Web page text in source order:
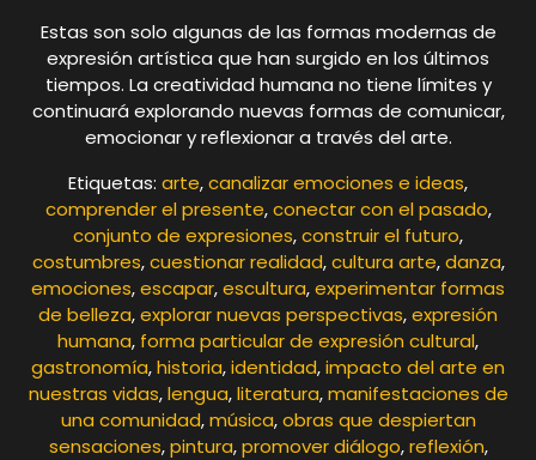
Estas son solo algunas de las formas modernas de
expresión artística que han surgido en los últimos
tiempos. La creatividad humana no tiene límites y
continuará explorando nuevas formas de comunicar,
emocionar y reflexionar a través del arte.
Etiquetas: arte,canalizar emociones e ideas,
comprender el presente,conectar con el pasado,
conjunto de expresiones,construir el futuro,
costumbres,cuestionar realidad,cultura arte,danza,
emociones,escapar,escultura,experimentar formas
de belleza,explorar nuevas perspectivas,expresión
humana, forma particular de expresión cultural,
gastronomía,historia,identidad,impacto del arte en
nuestras vidas,lengua,literatura,manifestaciones de
una comunidad,música,obras que despiertan
sensaciones,pintura,promover diálogo,reflexión,